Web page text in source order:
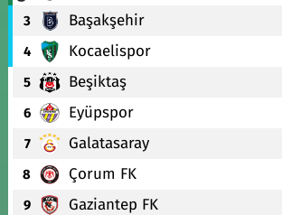
3 Başakşehir
4 Kocaelispor
5 Beşiktaş
6 Eyüpspor
7 Galatasaray
8 Çorum FK
9 Gaziantep FK